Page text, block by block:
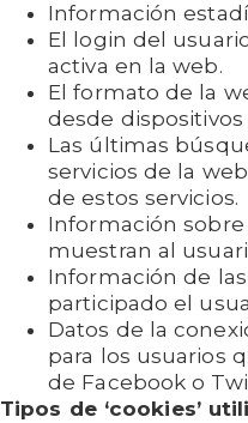
Información
El login del
activa en la web.
El formato de la
desde dispositivos
Las últimas
servicios de la
de estos servicios.
Información
muestran al
Información de
participado el
Datos de la
para los usuarios
de Facebook o
Tipos de ‘cookies’